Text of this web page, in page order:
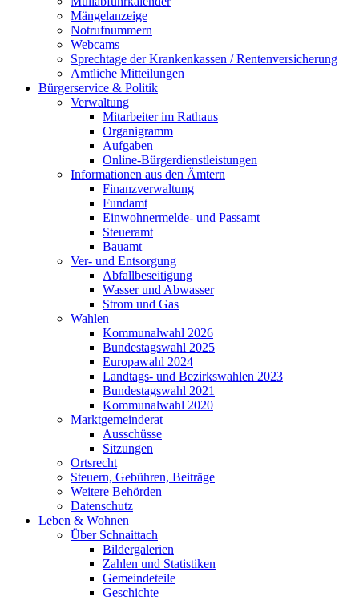
Mängelanzeige
Notrufnummern
Webcams
Sprechtage der Krankenkassen / Rentenversicherung
Amtliche Mitteilungen
Bürgerservice & Politik
Verwaltung
Mitarbeiter im Rathaus
Organigramm
Aufgaben
Online-Bürgerdienstleistungen
Informationen aus den Ämtern
Finanzverwaltung
Fundamt
Einwohnermelde- und Passamt
Steueramt
Bauamt
Ver- und Entsorgung
Abfallbeseitigung
Wasser und Abwasser
Strom und Gas
Wahlen
Kommunalwahl 2026
Bundestagswahl 2025
Europawahl 2024
Landtags- und Bezirkswahlen 2023
Bundestagswahl 2021
Kommunalwahl 2020
Marktgemeinderat
Ausschüsse
Sitzungen
Ortsrecht
Steuern, Gebühren, Beiträge
Weitere Behörden
Datenschutz
Leben & Wohnen
Über Schnaittach
Bildergalerien
Zahlen und Statistiken
Gemeindeteile
Geschichte